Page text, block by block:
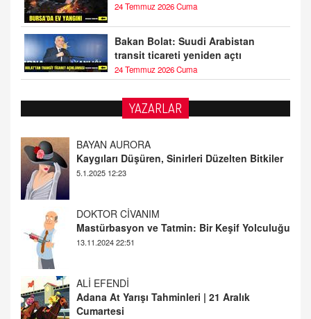
24 Temmuz 2026 Cuma
Bakan Bolat: Suudi Arabistan
transit ticareti yeniden açtı
24 Temmuz 2026 Cuma
YAZARLAR
DOKTOR CİVANIM
Mastürbasyon ve Tatmin: Bir Keşif Yolculuğu
13.11.2024 22:51
ALİ EFENDİ
Adana At Yarışı Tahminleri | 21 Aralık
Cumartesi
TUTKUNUN PERİSİ
Sağlıklı Bir Cinsel Yaşam ile İlgili Bilinmesi
Gerekenler